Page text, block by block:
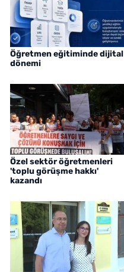
Öğretmen eğitiminde dijital
dönemi
Özel sektör öğretmenleri
'toplu görüşme hakkı'
kazandı